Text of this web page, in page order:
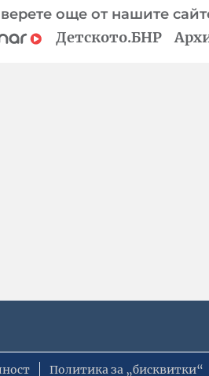
още от нашите
Детското.БНР
Политика за „бисквитки“